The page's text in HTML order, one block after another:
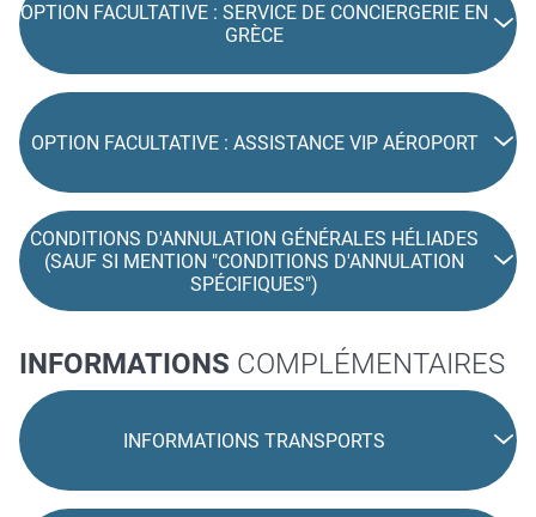
OPTION FACULTATIVE : SERVICE DE CONCIERGERIE EN
GRÈCE
OPTION FACULTATIVE : ASSISTANCE VIP AÉROPORT
CONDITIONS D'ANNULATION GÉNÉRALES HÉLIADES
(SAUF SI MENTION "CONDITIONS D'ANNULATION
SPÉCIFIQUES")
INFORMATIONS COMPLÉMENTAIRES
INFORMATIONS TRANSPORTS